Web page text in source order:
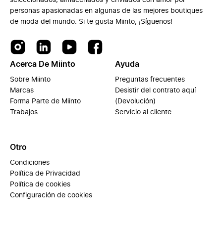
personas apasionadas en algunas de las mejores boutiques
de moda del mundo. Si te gusta Miinto, ¡Síguenos!
Acerca De Miinto
Sobre Miinto
Marcas
Forma Parte de Miinto
Trabajos
Ayuda
Preguntas frecuentes
Desistir del contrato aquí
(Devolución)
Servicio al cliente
Otro
Condiciones
Política de Privacidad
Política de cookies
Configuración de cookies